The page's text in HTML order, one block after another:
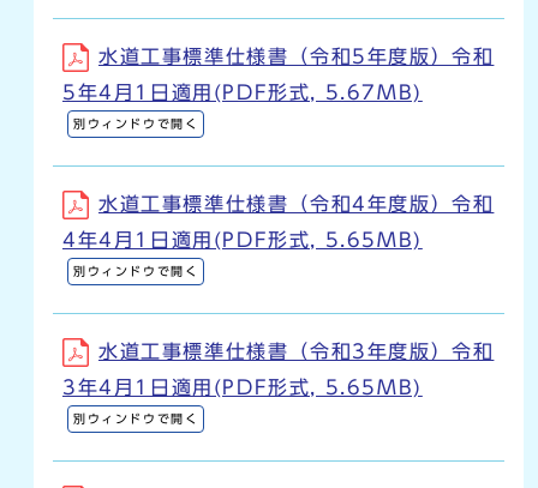
水道工事標準仕様書（令和5年度版）令和
5年4月1日適用(PDF形式, 5.67MB)
別ウィンドウで開く
水道工事標準仕様書（令和4年度版）令和
4年4月1日適用(PDF形式, 5.65MB)
別ウィンドウで開く
水道工事標準仕様書（令和3年度版）令和
3年4月1日適用(PDF形式, 5.65MB)
別ウィンドウで開く